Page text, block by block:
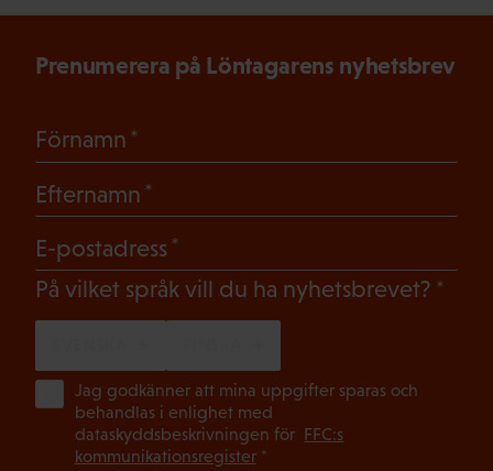
Prenumerera på Löntagarens nyhetsbrev
Förnamn
Efternamn
E-postadress
På vilket språk vill du ha nyhetsbrevet?
Jag godkänner att mina uppgifter sparas och
behandlas i enlighet med
dataskyddsbeskrivningen för FFC:s
kommunikationsregister*